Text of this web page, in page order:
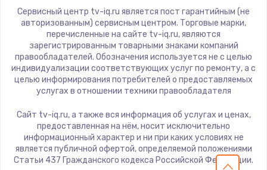
Заказать
Замена видеочипа
2745 руб.
Заказать
2600 руб.
Заказать
Yandex
National
iFFALCON
Tuvio
Nord
BenQ
Сервисный центр tv-iq.ru является пост гарантийным (не
авторизованным) сервисным центром. Торговые марки,
перечисленные на сайте tv-iq.ru, являются
зарегистрированным товарными знаками компаний
правообладателей. Обозначения используется не с целью
индивидуализации соответствующих услуг по ремонту, а с
целью информирования потребителей о предоставляемых
услугах в отношении техники правообладателя
Сайт tv-iq.ru, а также вся информация об услугах и ценах,
предоставленная на нём, носит исключительно
информационный характер и ни при каких условиях не
является публичной офертой, определяемой положениями
Статьи 437 Гражданского кодекса Российской Федерации.